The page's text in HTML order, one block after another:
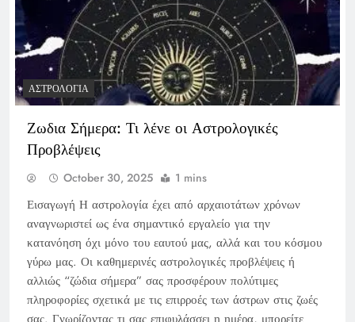
ΑΣΤΡΟΛΟΓΊΑ
Ζωδια Σήμερα: Τι λένε οι Αστρολογικές
Προβλέψεις
October 30, 2025 1 mins
Εισαγωγή Η αστρολογία έχει από αρχαιοτάτων χρόνων
αναγνωριστεί ως ένα σημαντικό εργαλείο για την
κατανόηση όχι μόνο του εαυτού μας, αλλά και του κόσμου
γύρω μας. Οι καθημερινές αστρολογικές προβλέψεις ή
αλλιώς “ζώδια σήμερα” σας προσφέρουν πολύτιμες
πληροφορίες σχετικά με τις επιρροές των άστρων στις ζωές